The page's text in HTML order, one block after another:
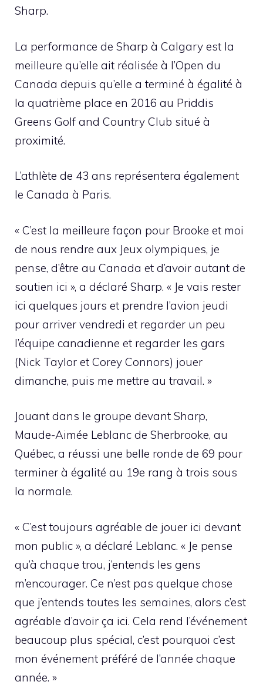
Sharp.
La performance de Sharp à Calgary est la
meilleure qu’elle ait réalisée à l’Open du
Canada depuis qu’elle a terminé à égalité à
la quatrième place en 2016 au Priddis
Greens Golf and Country Club situé à
proximité.
L’athlète de 43 ans représentera également
le Canada à Paris.
« C’est la meilleure façon pour Brooke et moi
de nous rendre aux Jeux olympiques, je
pense, d’être au Canada et d’avoir autant de
soutien ici », a déclaré Sharp. « Je vais rester
ici quelques jours et prendre l’avion jeudi
pour arriver vendredi et regarder un peu
l’équipe canadienne et regarder les gars
(Nick Taylor et Corey Connors) jouer
dimanche, puis me mettre au travail. »
Jouant dans le groupe devant Sharp,
Maude-Aimée Leblanc de Sherbrooke, au
Québec, a réussi une belle ronde de 69 pour
terminer à égalité au 19e rang à trois sous
la normale.
« C’est toujours agréable de jouer ici devant
mon public », a déclaré Leblanc. « Je pense
qu’à chaque trou, j’entends les gens
m’encourager. Ce n’est pas quelque chose
que j’entends toutes les semaines, alors c’est
agréable d’avoir ça ici. Cela rend l’événement
beaucoup plus spécial, c’est pourquoi c’est
mon événement préféré de l’année chaque
année. »